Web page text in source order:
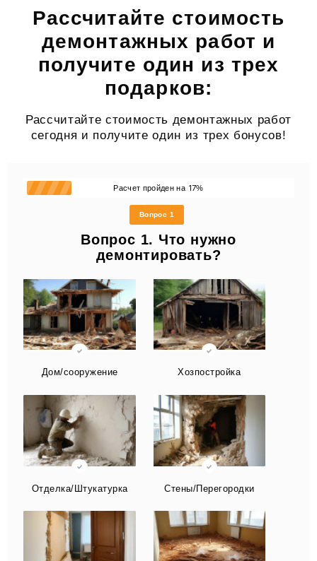
Рассчитайте стоимость
демонтажных работ и
получите один из трех
подарков:
Рассчитайте стоимость демонтажных работ
сегодня и получите один из трех бонусов!
Расчет пройден на 17%
Вопрос 1
Вопрос 1. Что нужно
демонтировать?
Дом/сооружение Хозпостройка
Отделка/Штукатурка Стены/Перегородки